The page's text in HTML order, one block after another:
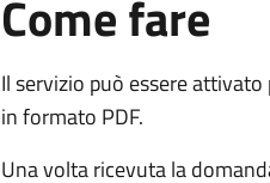
Come fare
Il servizio può essere
in formato PDF.
Una volta ricevuta la